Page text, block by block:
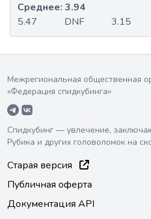
5.47 DNF 3.15
Среднее: 3.94
Межрегиональная общественная
«Федерация спидкубинга»
Спидкубинг — увлечение,
Рубика и других головоломок на
Старая версия
Публичная оферта
Документация API